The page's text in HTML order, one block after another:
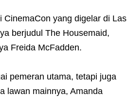
CinemaCon yang digelar di Las
berjudul The Housemaid,
Freida McFadden.
pemeran utama, tetapi juga
lawan mainnya, Amanda